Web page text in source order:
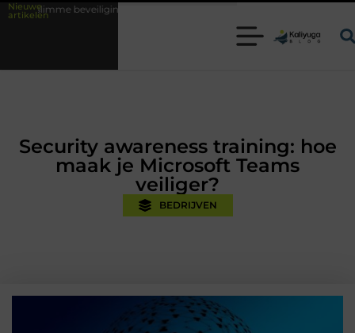
Nieuwe
artikelen met kennis uit de praktijk
Security awareness training: hoe
maak je Microsoft Teams
veiliger?
BEDRIJVEN